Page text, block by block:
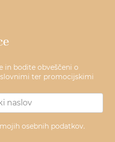
in bodite obveščeni o
ter promocijskimi
osebnih podatkov.